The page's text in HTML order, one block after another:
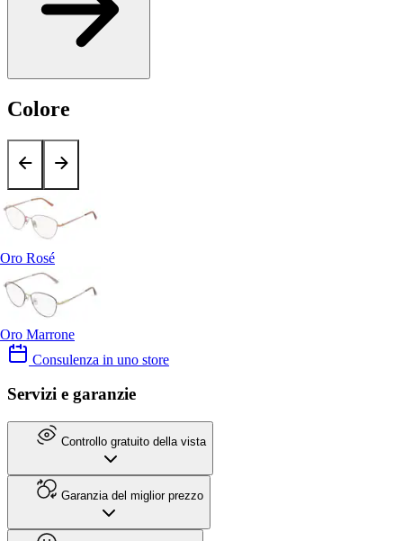
Colore
Oro Rosé
Oro Marrone
Consulenza in uno store
Servizi e garanzie
Controllo gratuito della vista
Garanzia del miglior prezzo